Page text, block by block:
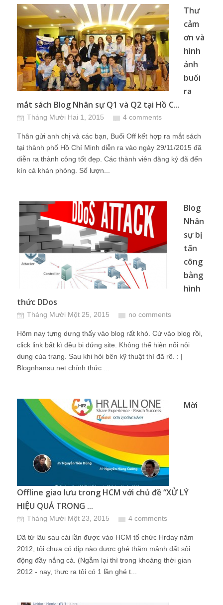
Thư
cảm
ơn và
hình
ảnh
buổi
ra
mắt sách Blog Nhân sự Q1 và Q2 tại Hồ C...
Tháng Mười Hai 1, 2015 4 comments
Thân gửi anh chị và các bạn, Buổi Off kết hợp ra mắt sách
tại thành phố Hồ Chí Minh diễn ra vào ngày 29/11/2015 đã
diễn ra thành công tốt đẹp. Các thành viên đăng ký đã đến
kín cả khán phòng. Số lượn...
Blog
Nhân
sự bị
tấn
công
bằng
hình
thức DDos
Tháng Mười Một 25, 2015 no comments
Hôm nay tựng dưng thấy vào blog rất khó. Cứ vào blog rồi,
click link bất kì đều bị đứng site. Không thể hiện nổi nội
dung của trang. Sau khi hỏi bên kỹ thuật thì đã rõ. : |
Blognhansu.net chính thức ...
Mời
Offline giao lưu trong HCM với chủ đề “XỬ LÝ
HIỆU QUẢ TRONG ...
Tháng Mười Một 23, 2015 4 comments
Đã từ lâu sau cái lần được vào HCM tổ chức Hrday năm
2012, tôi chưa có dịp nào được ghé thăm mảnh đất sôi
động đầy nắng cả. (Ngẫm lại thì trong khoảng thời gian
2012 - nay, thực ra tôi có 1 lần ghé t...